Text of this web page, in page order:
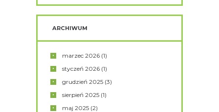
ARCHIWUM
marzec2026 (1)
styczeń2026 (1)
grudzień2025 (3)
sierpień2025 (1)
maj2025 (2)